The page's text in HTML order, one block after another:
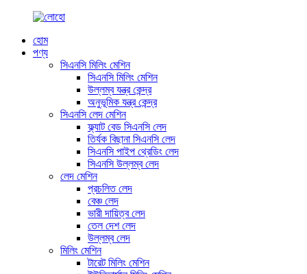
হোম
পণ্য
সিএনসি মিলিং মেশিন
সিএনসি মিলিং মেশিন
উল্লম্ব যন্ত্র কেন্দ্র
অনুভূমিক যন্ত্র কেন্দ্র
সিএনসি লেদ মেশিন
ফ্ল্যাট বেড সিএনসি লেদ
তির্যক বিছানা সিএনসি লেদ
সিএনসি পাইপ থ্রেডিং লেদ
সিএনসি উল্লম্ব লেদ
লেদ মেশিন
প্রচলিত লেদ
বেঞ্চ লেদ
ভারী দায়িত্ব লেদ
তেল দেশ লেদ
উল্লম্ব লেদ
মিলিং মেশিন
টারেট মিলিং মেশিন